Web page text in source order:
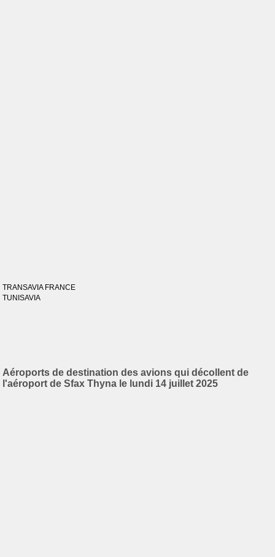
TRANSAVIA FRANCE
TUNISAVIA
Aéroports de destination des avions qui décollent de
l'aéroport de Sfax Thyna le lundi 14 juillet 2025